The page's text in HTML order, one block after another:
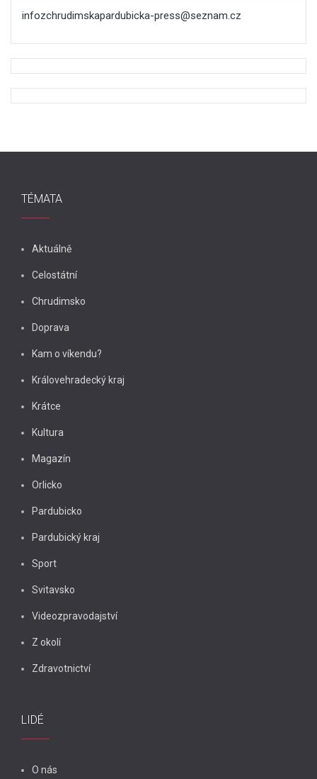
infozchrudimskapardubicka-press@seznam.cz
TÉMATA
Aktuálně
Celostátní
Chrudimsko
Doprava
Kam o víkendu?
Královehradecký kraj
Krátce
Kultura
Magazín
Orlicko
Pardubicko
Pardubický kraj
Sport
Svitavsko
Videozpravodajství
Z okolí
Zdravotnictví
LIDÉ
O nás